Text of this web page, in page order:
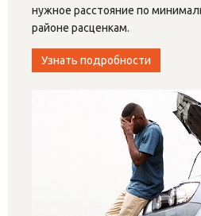
нужное расстояние по
районе расценкам.
Узнать подробности